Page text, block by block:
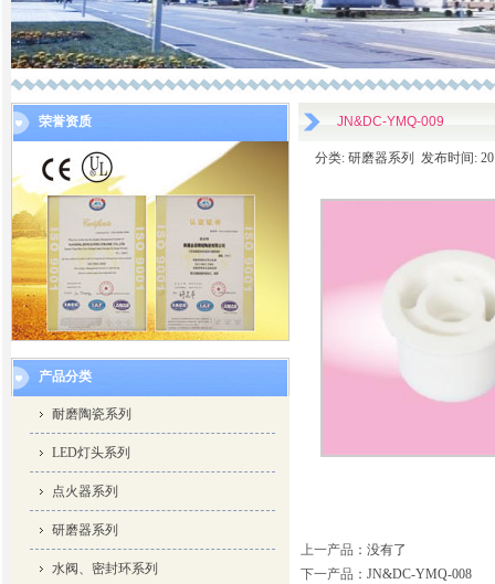
荣誉资质
产品分类
耐磨陶瓷系列
LED灯头系列
点火器系列
研磨器系列
水阀、密封环系列
JN&DC-YMQ-009
分类: 研磨器系列 发布时间:
上一产品 ：没有了
下一产品 ： JN&DC-YMQ-008